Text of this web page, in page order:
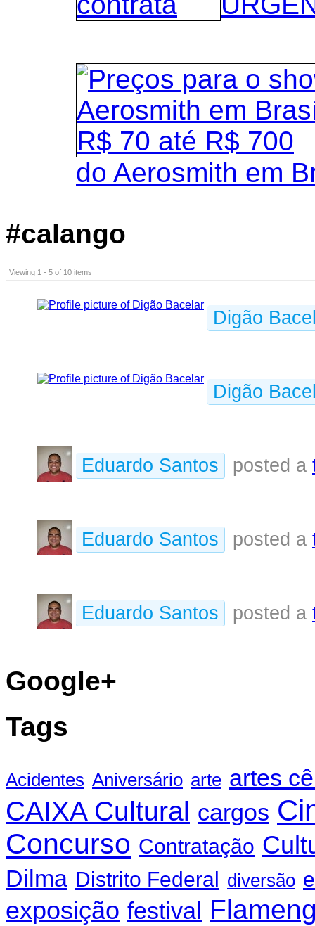
do Aerosmith em
#calango
Viewing 1 - 5 of 10 items
Digão
Digão
Eduardo Santos posted a
Eduardo Santos posted a
Eduardo Santos posted a
Google+
Tags
Acidentes Aniversário arte artes
CAIXA Cultural cargos
Concurso Contratação
Dilma Distrito Federal diversão
exposição festival